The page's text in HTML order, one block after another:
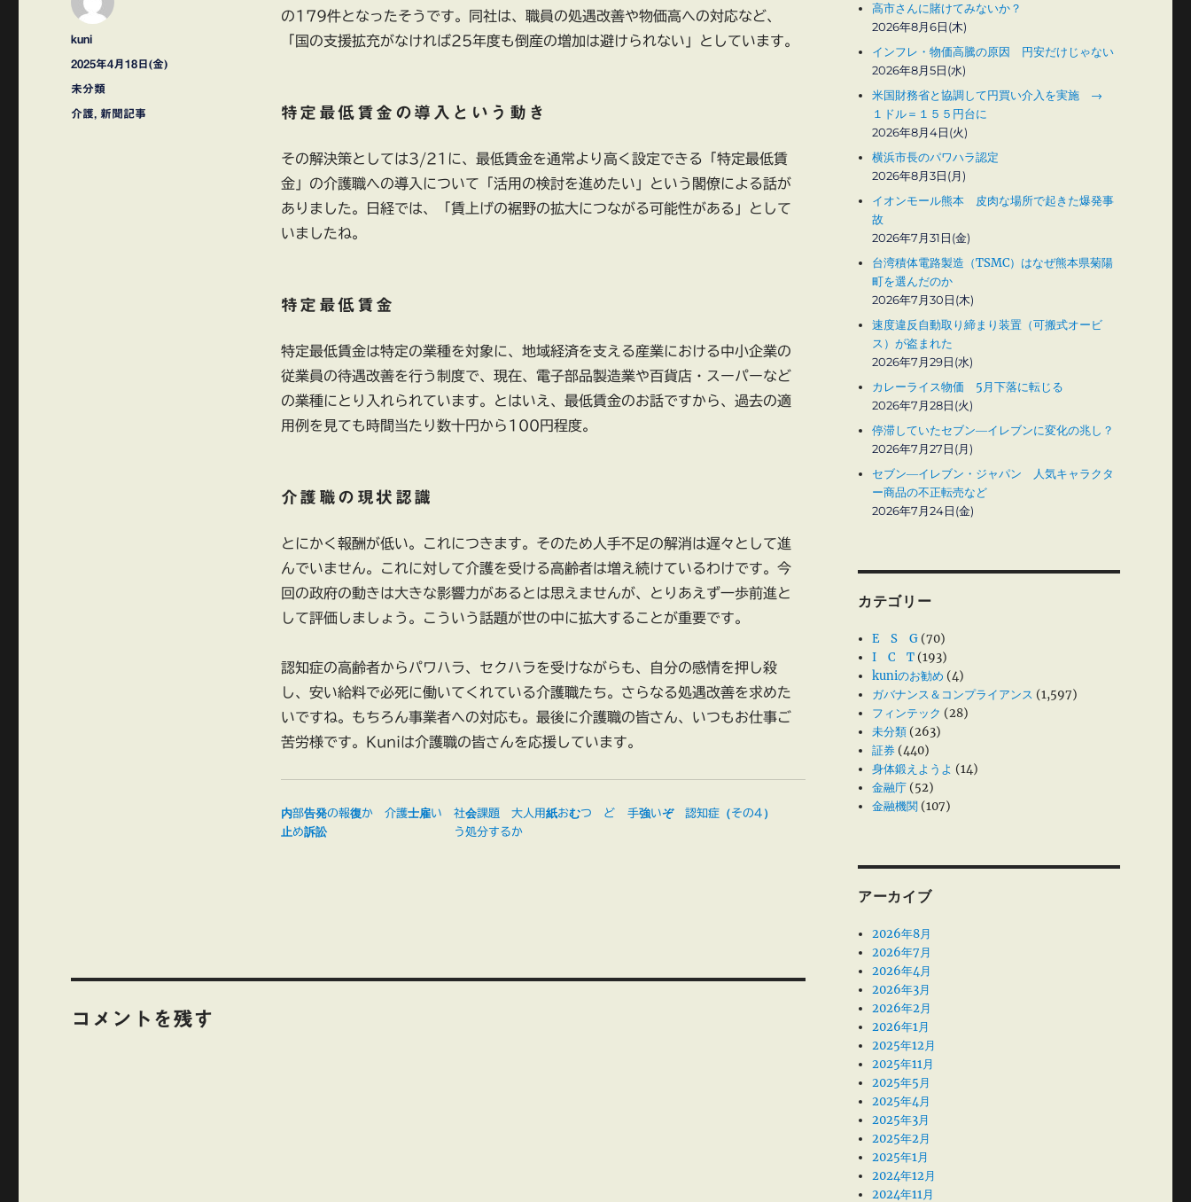
の179件となったそうです。同社は、職員の処遇改善や物価高への対応など、
「国の支援拡充がなければ25年度も倒産の増加は避けられない」としています。
特定最低賃金の導入という動き
その解決策としては3/21に、最低賃金を通常より高く設定できる「特定最低賃
金」の介護職への導入について「活用の検討を進めたい」という閣僚による話が
ありました。日経では、「賃上げの裾野の拡大につながる可能性がある」として
いましたね。
特定最低賃金
特定最低賃金は特定の業種を対象に、地域経済を支える産業における中小企業の
従業員の待遇改善を行う制度で、現在、電子部品製造業や百貨店・スーパーなど
の業種にとり入れられています。とはいえ、最低賃金のお話ですから、過去の適
用例を見ても時間当たり数十円から100円程度。
介護職の現状認識
とにかく報酬が低い。これにつきます。そのため人手不足の解消は遅々として進
んでいません。これに対して介護を受ける高齢者は増え続けているわけです。今
回の政府の動きは大きな影響力があるとは思えませんが、とりあえず一歩前進と
して評価しましょう。こういう話題が世の中に拡大することが重要です。
認知症の高齢者からパワハラ、セクハラを受けながらも、自分の感情を押し殺
し、安い給料で必死に働いてくれている介護職たち。さらなる処遇改善を求めた
いですね。もちろん事業者への対応も。最後に介護職の皆さん、いつもお仕事ご
苦労様です。Kuniは介護職の皆さんを応援しています。
内部告発の報復か 介護士雇い
止め訴訟
社会課題 大人用紙おむつ ど
う処分するか
手強いぞ 認知症（その4）
投
稿
kuni
投
稿
2025年4月18日(金)
カ
テ
未分類
タ
介護, 新聞記事
コメントを残す
高市さんに賭けてみないか？
2026年8月6日(木)
インフレ・物価高騰の原因 円安だけじゃない
2026年8月5日(水)
米国財務省と協調して円買い介入を実施 →
１ドル＝１５５円台に
2026年8月4日(火)
横浜市長のパワハラ認定
2026年8月3日(月)
イオンモール熊本 皮肉な場所で起きた爆発事
故
2026年7月31日(金)
台湾積体電路製造（TSMC）はなぜ熊本県菊陽
町を選んだのか
2026年7月30日(木)
速度違反自動取り締まり装置（可搬式オービ
ス）が盗まれた
2026年7月29日(水)
カレーライス物価 5月下落に転じる
2026年7月28日(火)
停滞していたセブン―イレブンに変化の兆し？
2026年7月27日(月)
セブン―イレブン・ジャパン 人気キャラクタ
ー商品の不正転売など
2026年7月24日(金)
カテゴリー
E S G (70)
I C T (193)
kuniのお勧め (4)
ガバナンス＆コンプライアンス (1,597)
フィンテック (28)
未分類 (263)
証券 (440)
身体鍛えようよ (14)
金融庁 (52)
金融機関 (107)
アーカイブ
2026年8月
2026年7月
2026年4月
2026年3月
2026年2月
2026年1月
2025年12月
2025年11月
2025年5月
2025年4月
2025年3月
2025年2月
2025年1月
2024年12月
2024年11月